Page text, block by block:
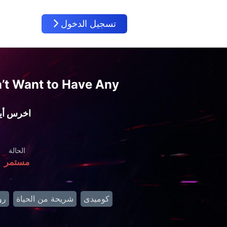
تسجيل الدخول
Want to Have Any
اخرس
مستمر
الحالة
شريحة من الحياة كوميدى